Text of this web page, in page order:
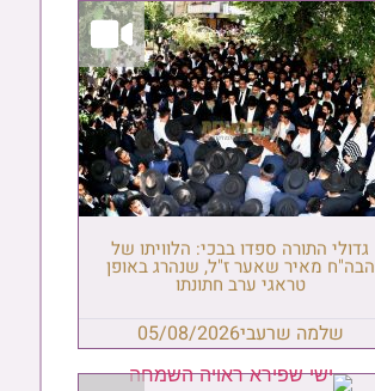
גדולי התורה ספדו בבכי: הלוויתו של
הבה"ח מאיר שאער ז"ל, שנהרג באופן
טראגי ערב חתונתו
שלמה שרעבי05/08/2026